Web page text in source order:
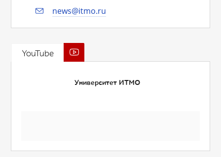
news@itmo.ru
YouTube
Университет ИТМО